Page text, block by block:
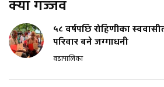
क्या गज्जव
५८ वर्षपछि रोहिणीका
परिवार बने जग्गाधनी
वडापालिका